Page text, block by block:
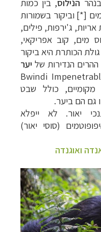
[*] וביקור בשמורות
אריות, ג'ירפות, פילים,
מים, קוב אפריקאי,
גולת הכותרת היא ביקור
הנדירות של יער
Bwindi
מקומיים, כולל שבט
גם הם ביער.
יאור. לא ייפלא
(סוסי יאור)
ואוגנדה